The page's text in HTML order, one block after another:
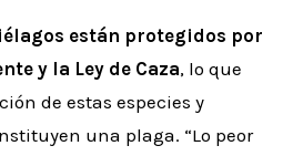
están protegidos por
y la Ley de Caza, lo que
de estas especies y
una plaga. “Lo peor